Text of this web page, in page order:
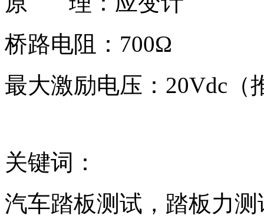
桥路电阻：700Ω
最大激励电压：20Vdc（
关键词：
汽车踏板测试，踏板力